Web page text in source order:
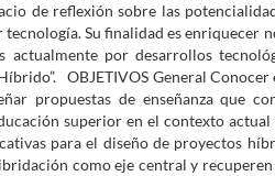
de reflexión sobre las
tecnología. Su finalidad es enriquecer
actualmente por desarrollos
OBJETIVOS General
propuestas de enseñanza que
superior en el contexto
para el diseño de proyectos
como eje central y